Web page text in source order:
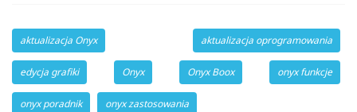
aktualizacja Onyx aktualizacja oprogramowania
edycja grafiki Onyx Onyx Boox onyx funkcje
onyx poradnik onyx zastosowania